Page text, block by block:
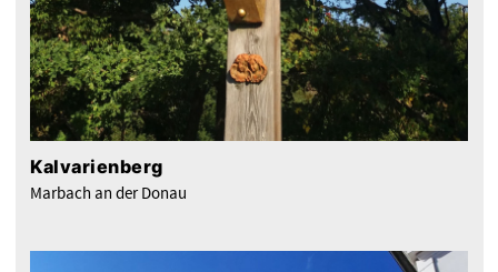
Kalvarienberg
Marbach an der Donau